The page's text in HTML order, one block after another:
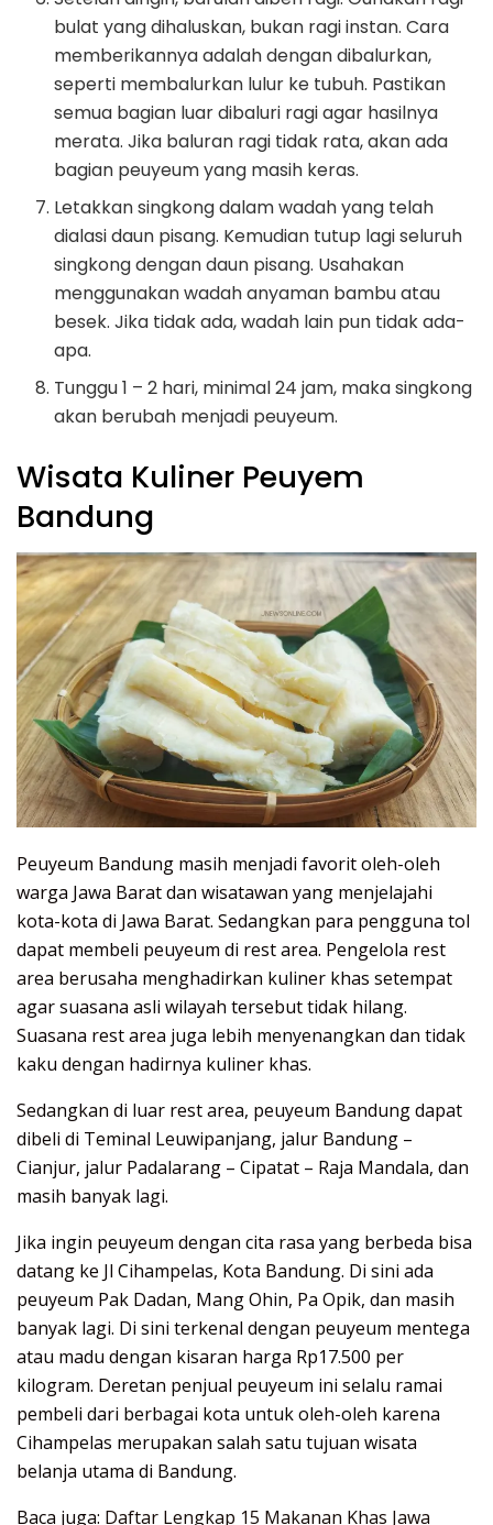
bulat yang dihaluskan, bukan ragi instan. Cara
memberikannya adalah dengan dibalurkan,
seperti membalurkan lulur ke tubuh. Pastikan
semua bagian luar dibaluri ragi agar hasilnya
merata. Jika baluran ragi tidak rata, akan ada
bagian peuyeum yang masih keras.
Letakkan singkong dalam wadah yang telah
dialasi daun pisang. Kemudian tutup lagi seluruh
singkong dengan daun pisang. Usahakan
menggunakan wadah anyaman bambu atau
besek. Jika tidak ada, wadah lain pun tidak ada-
apa.
Tunggu 1 – 2 hari, minimal 24 jam, maka singkong
akan berubah menjadi peuyeum.
Wisata Kuliner Peuyem
Bandung
Peuyeum Bandung masih menjadi favorit oleh-oleh
warga Jawa Barat dan wisatawan yang menjelajahi
kota-kota di Jawa Barat. Sedangkan para pengguna tol
dapat membeli peuyeum di rest area. Pengelola rest
area berusaha menghadirkan kuliner khas setempat
agar suasana asli wilayah tersebut tidak hilang.
Suasana rest area juga lebih menyenangkan dan tidak
kaku dengan hadirnya kuliner khas.
Sedangkan di luar rest area, peuyeum Bandung dapat
dibeli di Teminal Leuwipanjang, jalur Bandung –
Cianjur, jalur Padalarang – Cipatat – Raja Mandala, dan
masih banyak lagi.
Jika ingin peuyeum dengan cita rasa yang berbeda bisa
datang ke Jl Cihampelas, Kota Bandung. Di sini ada
peuyeum Pak Dadan, Mang Ohin, Pa Opik, dan masih
banyak lagi. Di sini terkenal dengan peuyeum mentega
atau madu dengan kisaran harga Rp17.500 per
kilogram. Deretan penjual peuyeum ini selalu ramai
pembeli dari berbagai kota untuk oleh-oleh karena
Cihampelas merupakan salah satu tujuan wisata
belanja utama di Bandung.
Baca juga: Daftar Lengkap 15 Makanan Khas Jawa